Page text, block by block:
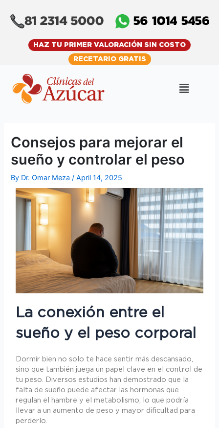
content
HAZ TU PRIMER VALORACIÓN SIN COSTO
RECETARIO GRATIS
Menu
Consejos para mejorar el
sueño y controlar el peso
By Dr. Omar Meza/April 14, 2025
La conexión entre el
sueño y el peso corporal
Dormir bien no solo te hace sentir más descansado,
sino que también juega un papel clave en el control de
tu peso. Diversos estudios han demostrado que la
falta de sueño puede afectar las hormonas que
regulan el hambre y el metabolismo, lo que podría
llevar a un aumento de peso y mayor dificultad para
perderlo.
navigation